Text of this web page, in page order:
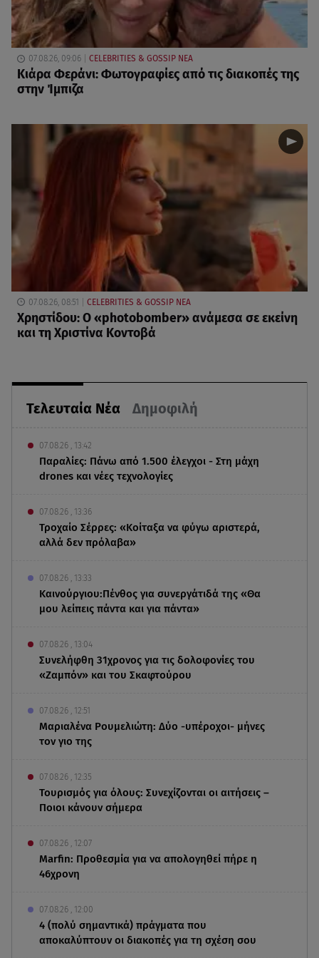
Τελευταία Νέα Δημοφιλή
07.08.26 , 13:42
Παραλίες: Πάνω από 1.500 έλεγχοι - Στη μάχη
drones και νέες τεχνολογίες
07.08.26 , 13:36
Τροχαίο Σέρρες: «Κοίταξα να φύγω αριστερά,
αλλά δεν πρόλαβα»
07.08.26 , 13:33
Καινούργιου:Πένθος για συνεργάτιδά της «Θα
μου λείπεις πάντα και για πάντα»
07.08.26 , 13:04
Συνελήφθη 31χρονος για τις δολοφονίες του
«Ζαμπόν» και του Σκαφτούρου
07.08.26 , 12:51
Μαριαλένα Ρουμελιώτη: Δύο -υπέροχοι- μήνες
τον γιο της
07.08.26 , 12:35
Τουρισμός για όλους: Συνεχίζονται οι αιτήσεις –
Ποιοι κάνουν σήμερα
07.08.26 , 12:07
Marfin: Προθεσμία για να απολογηθεί πήρε η
46χρονη
07.08.26 , 12:00
4 (πολύ σημαντικά) πράγματα που
αποκαλύπτουν οι διακοπές για τη σχέση σου
07.08.26, 09:06 CELEBRITIES & GOSSIP ΝΕΑ
Κιάρα Φεράνι: Φωτογραφίες από τις διακοπές της
στην Ίμπιζα
07.08.26, 08:51 CELEBRITIES & GOSSIP ΝΕΑ
Χρηστίδου: Ο «photobomber» ανάμεσα σε εκείνη
και τη Χριστίνα Κοντοβά